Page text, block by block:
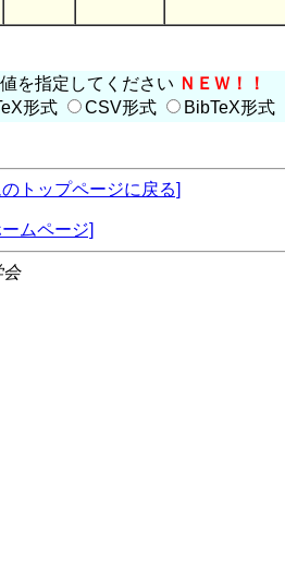
を指定してください ＮＥＷ！！
形式 CSV形式 BibTeX形式
トップページに戻る]
ムページ]
会